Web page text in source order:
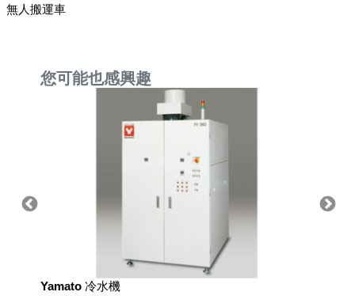
無人搬運車
您可能也感興趣
Yamato 冷水機